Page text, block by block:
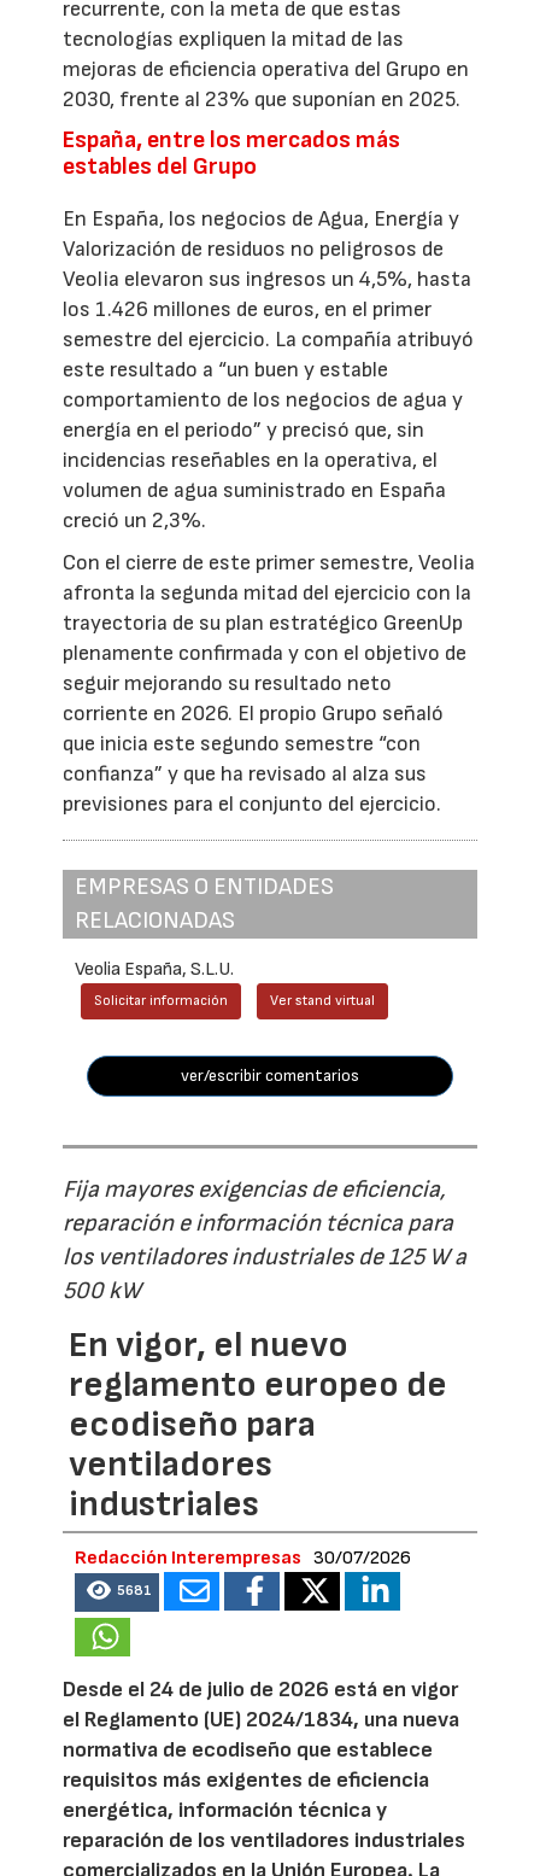
recurrente, con la meta de que estas
tecnologías expliquen la mitad de las
mejoras de eficiencia operativa del Grupo en
2030, frente al 23% que suponían en 2025.
España, entre los mercados más
estables del Grupo
En España, los negocios de Agua, Energía y
Valorización de residuos no peligrosos de
Veolia elevaron sus ingresos un 4,5%, hasta
los 1.426 millones de euros, en el primer
semestre del ejercicio. La compañía atribuyó
este resultado a “un buen y estable
comportamiento de los negocios de agua y
energía en el periodo” y precisó que, sin
incidencias reseñables en la operativa, el
volumen de agua suministrado en España
creció un 2,3%.
Con el cierre de este primer semestre, Veolia
afronta la segunda mitad del ejercicio con la
trayectoria de su plan estratégico GreenUp
plenamente confirmada y con el objetivo de
seguir mejorando su resultado neto
corriente en 2026. El propio Grupo señaló
que inicia este segundo semestre “con
confianza” y que ha revisado al alza sus
previsiones para el conjunto del ejercicio.
EMPRESAS O ENTIDADES
RELACIONADAS
Veolia España, S.L.U.
Solicitar información Ver stand virtual
ver/escribir comentarios
Fija mayores exigencias de eficiencia,
reparación e información técnica para
los ventiladores industriales de 125 W a
500 kW
En vigor, el nuevo
reglamento europeo de
ecodiseño para
ventiladores
industriales
Redacción Interempresas 30/07/2026
5681
Desde el 24 de julio de 2026 está en vigor
el Reglamento (UE) 2024/1834, una nueva
normativa de ecodiseño que establece
requisitos más exigentes de eficiencia
energética, información técnica y
reparación de los ventiladores industriales
comercializados en la Unión Europea. La